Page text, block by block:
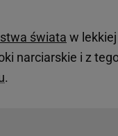
świata w
narciarskie i z
.